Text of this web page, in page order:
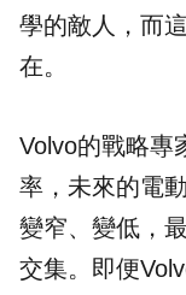
學的敵人，而
在。
Volvo的戰略專
率，未來的電
變窄、變低，
交集。即便